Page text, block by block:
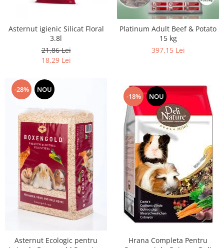
Asternut igienic Silicat Floral
3.8l
21,86 Lei
18,29 Lei
Platinum Adult Beef & Potato
15 kg
397,15 Lei
-28% NOU
Asternut Ecologic pentru
-18% NOU
Hrana Completa Pentru